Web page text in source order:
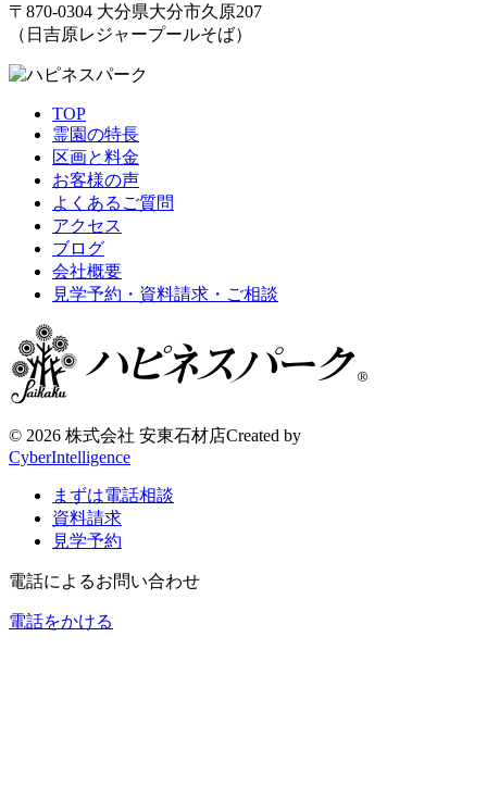
〒870-0304 大分県大分市久原207
（日吉原レジャープールそば）
TOP
霊園の特長
区画と料金
お客様の声
よくあるご質問
アクセス
ブログ
会社概要
見学予約・資料請求・ご相談
© 2026 株式会社 安東石材店Created by
CyberIntelligence
まずは電話相談
資料請求
見学予約
電話によるお問い合わせ
電話をかける